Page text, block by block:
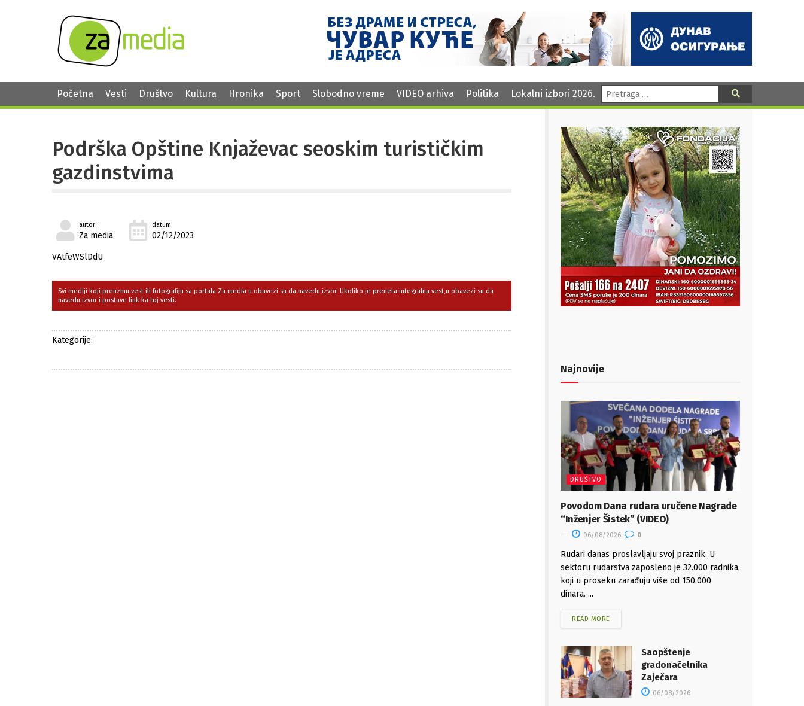
Početna Vesti Društvo Kultura Hronika Sport Slobodno vreme VIDEO arhiva Politika Lokalni izbori 2026. Pretraga:
Podrška Opštine Knjaževac seoskim turističkim
gazdinstvima
autor:
Za media
datum:
02/12/2023
VAtfeWSlDdU
Svi mediji koji preuzmu vest ili fotografiju sa portala Za media u obavezi su da navedu izvor. Ukoliko je preneta integralna vest,u obavezi su da
navedu izvor i postave link ka toj vesti.
Kategorije:
Najnovije
DRUŠTVO
Povodom Dana rudara uručene Nagrade
“Inženjer Šistek” (VIDEO)
06/08/2026 0
Rudari danas proslavljaju svoj praznik. U
sektoru rudarstva zaposleno je 32.000 radnika,
koji u proseku zarađuju više od 150.000
dinara. ...
READ MORE
Saopštenje
gradonačelnika
Zaječara
06/08/2026